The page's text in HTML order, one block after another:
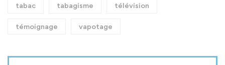
tabac tabagisme télévision
témoignage vapotage